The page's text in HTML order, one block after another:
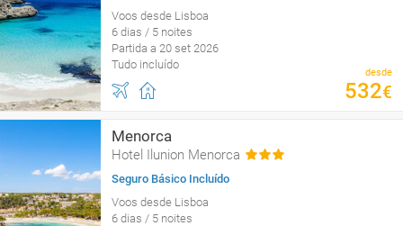
Voos desde Lisboa
6 dias / 5 noites
Partida a 20 set 2026
Tudo incluído
desde
532€
Menorca
Hotel Ilunion Menorca
Seguro Básico Incluído
Voos desde Lisboa
6 dias / 5 noites